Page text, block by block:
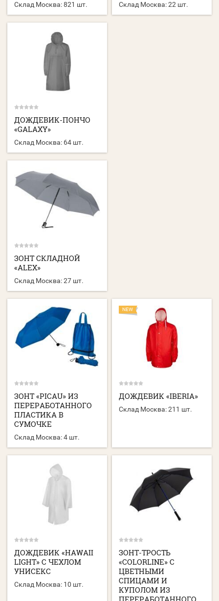
Склад Москва:821 шт. Склад Москва: 22 шт.
ДОЖДЕВИК-ПОНЧО
«GALAXY»
Склад Москва: 64 шт.
ЗОНТ СКЛАДНОЙ
«ALEX»
Склад Москва:27 шт.
ЗОНТ «PICAU» ИЗ
ПЕРЕРАБОТАННОГО
ПЛАСТИКА В
СУМОЧКЕ
Склад Москва:4 шт.
NEW
ДОЖДЕВИК «IBERIA»
Склад Москва: 211 шт.
ДОЖДЕВИК «HAWAII
LIGHT» C ЧЕХЛОМ
УНИСЕКС
Склад Москва: 10 шт.
ЗОНТ-ТРОСТЬ
«COLORLINE» С
ЦВЕТНЫМИ
СПИЦАМИ И
КУПОЛОМ ИЗ